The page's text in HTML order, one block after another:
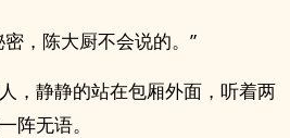
，陈大厨不会说的。”
，静静的站在包厢外面，听着两
阵无语。